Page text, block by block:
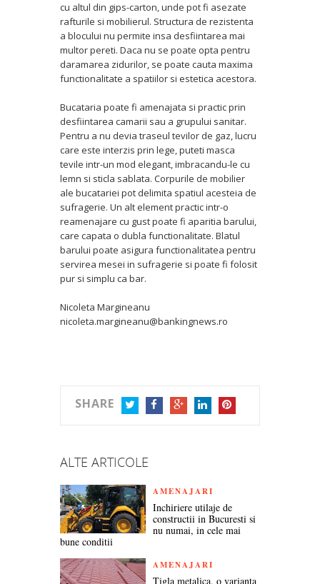
cu altul din gips-carton, unde pot fi asezate
rafturile si mobilierul. Structura de rezistenta
a blocului nu permite insa desfiintarea mai
multor pereti. Daca nu se poate opta pentru
daramarea zidurilor, se poate cauta maxima
functionalitate a spatiilor si estetica acestora.
Bucataria poate fi amenajata si practic prin
desfiintarea camarii sau a grupului sanitar.
Pentru a nu devia traseul tevilor de gaz, lucru
care este interzis prin lege, puteti masca
tevile intr-un mod elegant, imbracandu-le cu
lemn si sticla sablata. Corpurile de mobilier
ale bucatariei pot delimita spatiul acesteia de
sufragerie. Un alt element practic intr-o
reamenajare cu gust poate fi aparitia barului,
care capata o dubla functionalitate. Blatul
barului poate asigura functionalitatea pentru
servirea mesei in sufragerie si poate fi folosit
pur si simplu ca bar.
Nicoleta Margineanu
nicoleta.margineanu@bankingnews.ro
SHARE
ALTE ARTICOLE
AMENAJARI
Inchiriere utilaje de
constructii in Bucuresti si
nu numai, in cele mai
bune conditii
AMENAJARI
Tigla metalica, o varianta